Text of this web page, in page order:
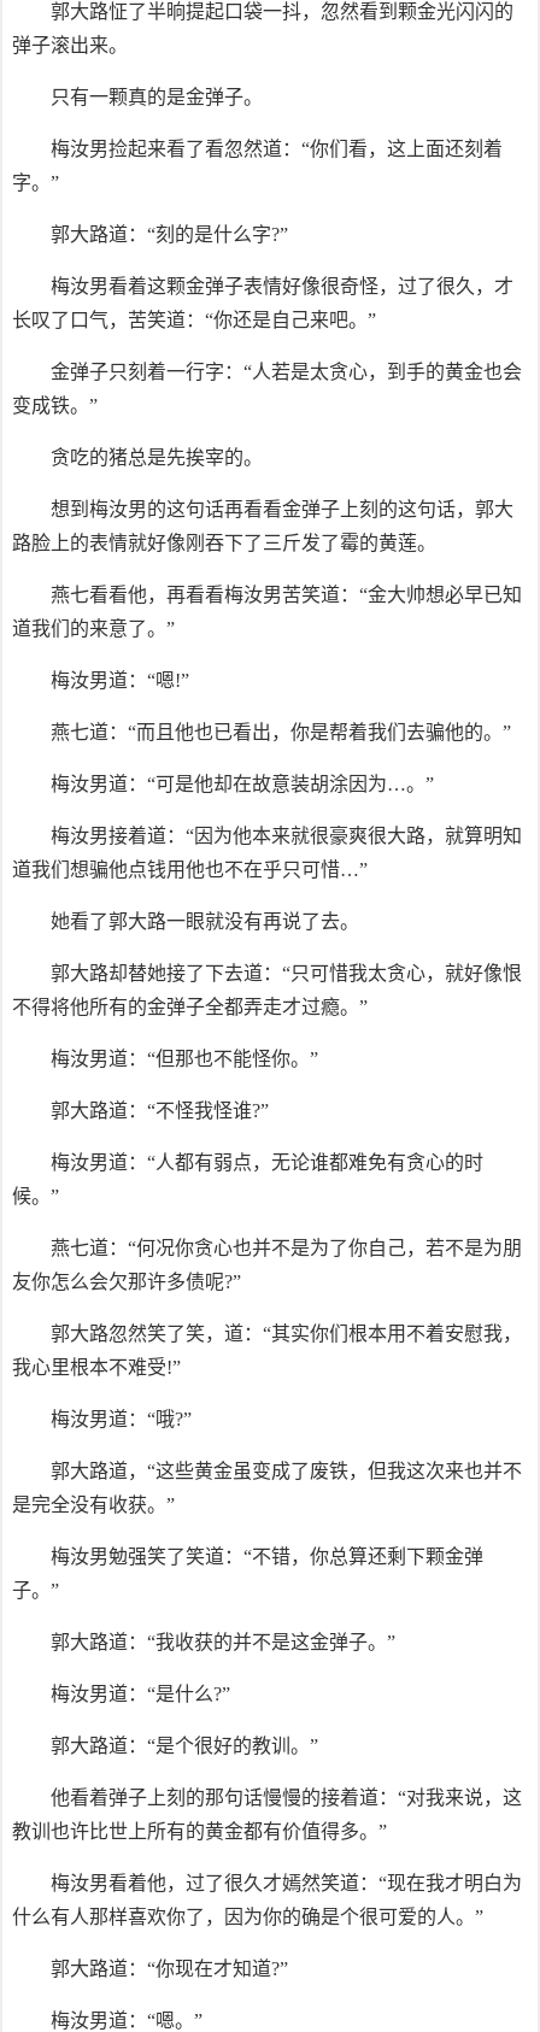
郭大路怔了半晌提起口袋一抖，忽然看到颗金光闪闪的
弹子滚出来。
只有一颗真的是金弹子。
梅汝男捡起来看了看忽然道：“你们看，这上面还刻着
字。”
郭大路道：“刻的是什么字?”
梅汝男看着这颗金弹子表情好像很奇怪，过了很久，才
长叹了口气，苦笑道：“你还是自己来吧。”
金弹子只刻着一行字：“人若是太贪心，到手的黄金也会
变成铁。”
贪吃的猪总是先挨宰的。
想到梅汝男的这句话再看看金弹子上刻的这句话，郭大
路脸上的表情就好像刚吞下了三斤发了霉的黄莲。
燕七看看他，再看看梅汝男苦笑道：“金大帅想必早已知
道我们的来意了。”
梅汝男道：“嗯!”
燕七道：“而且他也已看出，你是帮着我们去骗他的。”
梅汝男道：“可是他却在故意装胡涂因为…。”
梅汝男接着道：“因为他本来就很豪爽很大路，就算明知
道我们想骗他点钱用他也不在乎只可惜…”
她看了郭大路一眼就没有再说了去。
郭大路却替她接了下去道：“只可惜我太贪心，就好像恨
不得将他所有的金弹子全都弄走才过瘾。”
梅汝男道：“但那也不能怪你。”
郭大路道：“不怪我怪谁?”
梅汝男道：“人都有弱点，无论谁都难免有贪心的时
候。”
燕七道：“何况你贪心也并不是为了你自己，若不是为朋
友你怎么会欠那许多债呢?”
郭大路忽然笑了笑，道：“其实你们根本用不着安慰我，
我心里根本不难受!”
梅汝男道：“哦?”
郭大路道，“这些黄金虽变成了废铁，但我这次来也并不
是完全没有收获。”
梅汝男勉强笑了笑道：“不错，你总算还剩下颗金弹
子。”
郭大路道：“我收获的并不是这金弹子。”
梅汝男道：“是什么?”
郭大路道：“是个很好的教训。”
他看着弹子上刻的那句话慢慢的接着道：“对我来说，这
教训也许比世上所有的黄金都有价值得多。”
梅汝男看着他，过了很久才嫣然笑道：“现在我才明白为
什么有人那样喜欢你了，因为你的确是个很可爱的人。”
郭大路道：“你现在才知道?”
梅汝男道：“嗯。”